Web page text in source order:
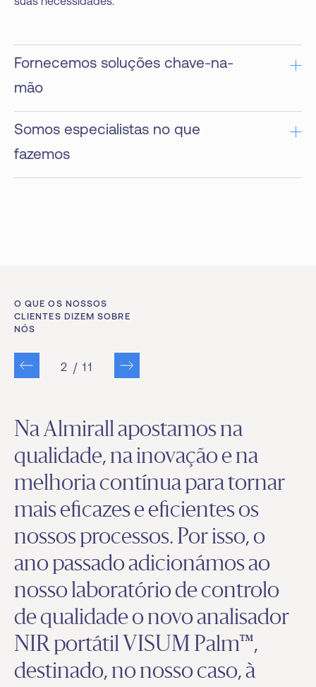
Fornecemos soluções chave-na-
mão
Somos especialistas no que
fazemos
O QUE OS NOSSOS
CLIENTES DIZEM SOBRE
NÓS
2 /11
Na Almirall apostamos na
qualidade, na inovação e na
melhoria contínua para tornar
mais eficazes e eficientes os
nossos processos. Por isso, o
ano passado adicionámos ao
nosso laboratório de controlo
de qualidade o novo analisador
NIR portátil VISUM Palm™,
destinado, no nosso caso, à